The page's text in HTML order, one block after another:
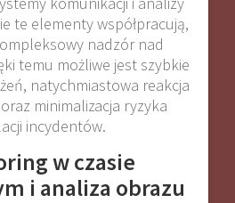
te elementy współpracują,
nadzór nad
temu możliwe jest szybkie
natychmiastowa reakcja
minimalizacja ryzyka
incydentów.
w czasie
i analiza obrazu